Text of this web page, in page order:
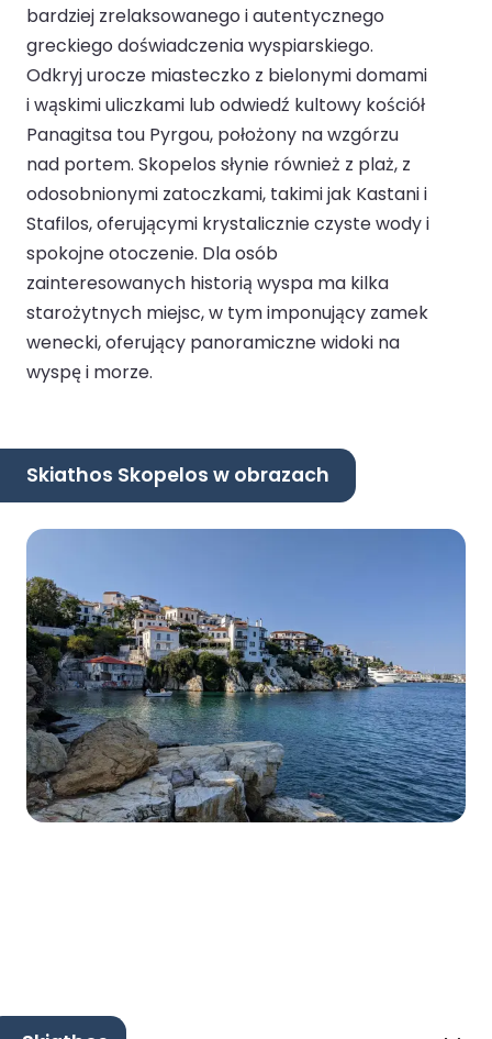
bardziej zrelaksowanego i autentycznego
greckiego doświadczenia wyspiarskiego.
Odkryj urocze miasteczko z bielonymi domami
i wąskimi uliczkami lub odwiedź kultowy kościół
Panagitsa tou Pyrgou, położony na wzgórzu
nad portem. Skopelos słynie również z plaż, z
odosobnionymi zatoczkami, takimi jak Kastani i
Stafilos, oferującymi krystalicznie czyste wody i
spokojne otoczenie. Dla osób
zainteresowanych historią wyspa ma kilka
starożytnych miejsc, w tym imponujący zamek
wenecki, oferujący panoramiczne widoki na
wyspę i morze.
Skiathos Skopelos w obrazach